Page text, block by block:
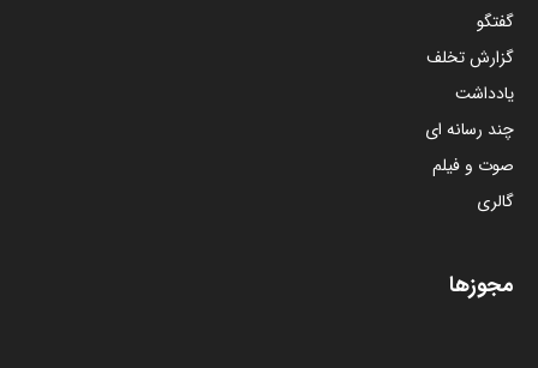
گفتگو
گزارش تخلف
یادداشت
چند رسانه ای
صوت و فیلم
گالری
مجوزها